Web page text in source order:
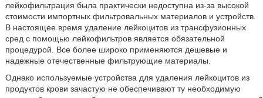
лейкофильтрация была практически недоступна из-за высокой
стоимости импортных фильтровальных материалов и устройств.
В настоящее время удаление лейкоцитов из трансфузионных
сред с помощью лейкофильтров является обязательной
процедурой. Все более широко применяются дешевые и
надежные отечественные фильтрующие материалы.
Однако используемые устройства для удаления лейкоцитов из
продуктов крови зачастую не обеспечивают ту необходимую